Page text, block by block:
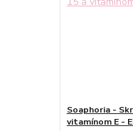
Soaphoria -
vitamínom E -